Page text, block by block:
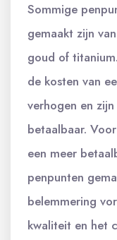
Sommige
gemaakt zijn
goud of
de kosten van
verhogen en
betaalbaar.
een meer
penpunten
belemmering
kwaliteit en het